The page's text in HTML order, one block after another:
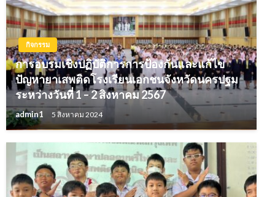
กิจกรรม
การอบรมเชิงปฏิบัติการการป้องกันและแก้ไข
ปัญหายาเสพติดโรงเรียนเอกชนจังหวัดนครปฐม
ระหว่างวันที่ 1 – 2 สิงหาคม 2567
admin1 5 สิงหาคม 2024